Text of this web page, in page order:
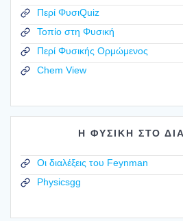
Περί ΦυσιQuiz
Τοπίο στη Φυσική
Περί Φυσικής Ορμώμενος
Chem View
Η ΦΥΣΙΚΗ ΣΤΟ
Οι διαλέξεις του Feynman
Physicsgg